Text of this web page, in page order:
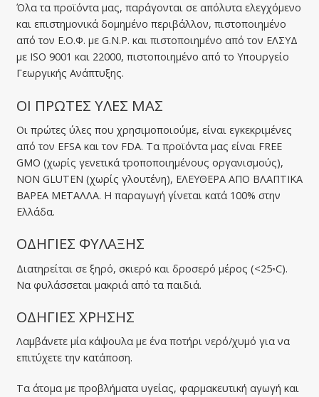
Όλα τα προϊόντα μας, παράγονται σε απόλυτα ελεγχόμενο
και επιστημονικά δομημένο περιβάλλον, πιστοποιημένο
από τον Ε.Ο.Φ. με G.N.P. και πιστοποιημένο από τον ΕΛΣΥΔ
με ISO 9001 και 22000, πιστοποιημένο από το Υπουργείο
Γεωργικής Ανάπτυξης.
ΟΙ ΠΡΩΤΕΣ ΥΛΕΣ ΜΑΣ
Οι πρώτες ύλες που χρησιμοποιούμε, είναι εγκεκριμένες
από τον EFSA και τον FDA. Tα προϊόντα μας είναι FREE
GMO (χωρίς γενετικά τροποποιημένους οργανισμούς),
NON GLUTEN (χωρίς γλουτένη), ΕΛΕΥΘΕΡΑ ΑΠΟ ΒΛΑΠΤΙΚΑ
ΒΑΡΕΑ ΜΕΤΑΛΛΑ. Η παραγωγή γίνεται κατά 100% στην
Ελλάδα.
ΟΔΗΓΙΕΣ ΦΥΛΑΞΗΣ
Διατηρείται σε ξηρό, σκιερό και δροσερό μέρος (<25◦C).
Να φυλάσσεται μακριά από τα παιδιά.
ΟΔΗΓΙΕΣ ΧΡΗΣΗΣ
Λαμβάνετε μία κάψουλα με ένα ποτήρι νερό/χυμό για να
επιτύχετε την κατάποση.
Τα άτομα με προβλήματα υγείας, φαρμακευτική αγωγή και